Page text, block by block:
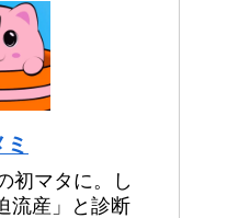
初マタに。し
流産」と診断